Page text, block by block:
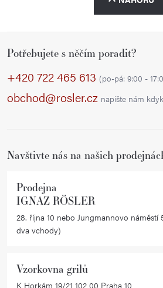
l
á
a
í
p
y
i
v
n
Potřebujete s něčím poradit?
+420 722 465 613 (po-pá: 9:00 -
obchod@rosler.cz napište nám
Navštivte nás na našich
Prodejna
IGNAZ RÖSLER
28. října 10 nebo Jungmannovo náměstí
dva vchody)
Vzorkovna grilů
K Horkám 19/21 102 00 Praha 10